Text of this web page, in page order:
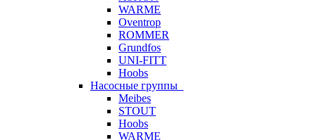
WARME
Oventrop
ROMMER
Grundfos
UNI-FITT
Hoobs
Насосные группы
Meibes
STOUT
Hoobs
WARME